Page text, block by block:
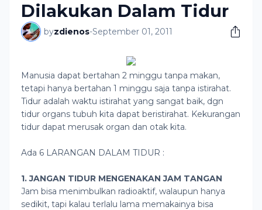
Dilakukan Dalam Tidur
byzdienos-September 01, 2011
Manusia dapat bertahan 2 minggu tanpa makan,
tetapi hanya bertahan 1 minggu saja tanpa istirahat.
Tidur adalah waktu istirahat yang sangat baik, dgn
tidur organs tubuh kita dapat beristirahat. Kekurangan
tidur dapat merusak organ dan otak kita.
Ada 6 LARANGAN DALAM TIDUR :
1. JANGAN TIDUR MENGENAKAN JAM TANGAN
Jam bisa menimbulkan radioaktif, walaupun hanya
sedikit, tapi kalau terlalu lama memakainya bisa